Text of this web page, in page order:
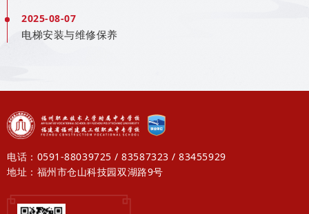
2025-08-07
电梯安装与维修保养
电话：0591-88039725 / 83587323 / 83455929
地址：福州市仓山科技园双湖路9号